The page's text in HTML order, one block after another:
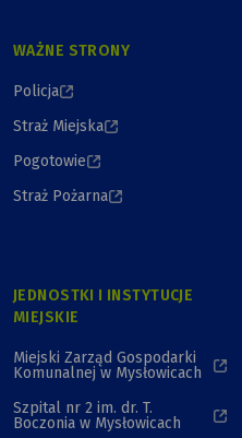
WAŻNE STRONY
Policja
Straż Miejska
Pogotowie
Straż Pożarna
JEDNOSTKI I INSTYTUCJE
MIEJSKIE
Miejski Zarząd Gospodarki
Komunalnej w Mysłowicach
Szpital nr 2 im. dr. T.
Boczonia w Mysłowicach